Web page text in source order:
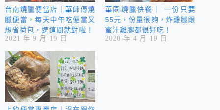
台南燒臘便當店｜華師傅燒
臘便當，每天中午吃便當又
想省荷包，選這間就對啦！
2021 年 9 月 19 日
華園燒臘快餐｜ 一份只要
55元，份量很夠，炸雞腿跟
蜜汁雞腿都很好吃！
2020 年 4 月 19 日